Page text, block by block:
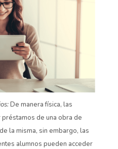
De manera física, las
de una obra de
la misma, sin embargo, las
alumnos pueden acceder